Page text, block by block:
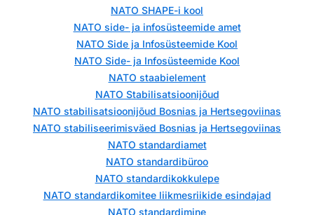
NATO SHAPE-i kool
NATO side- ja infosüsteemide amet
NATO Side ja Infosüsteemide Kool
NATO Side- ja Infosüsteemide Kool
NATO staabielement
NATO Stabilisatsioonijõud
NATO stabilisatsioonijõud Bosnias ja Hertsegoviinas
NATO stabiliseerimisväed Bosnias ja Hertsegoviinas
NATO standardiamet
NATO standardibüroo
NATO standardikokkulepe
NATO standardikomitee liikmesriikide esindajad
NATO standardimine